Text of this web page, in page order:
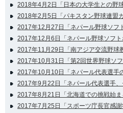
2018年4月2日「日本の大学生との野球
2018年2月5日「パキスタン野球連盟
2017年12月27日「ネパール野球ソフ
2017年12月6日「ネパール野球ソフト
2017年11月29日「南アジア交流野球
2017年10月31日「第2回世界野球ソフ
2017年10月10日「ネパール代表選手
2017年9月22日「ネパール代表選手、
2017年8月21日「北海道での挑戦始ま
2017年7月25日「スポーツ庁長官感謝